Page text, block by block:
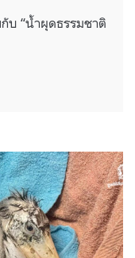
บ “น้ำผุดธรรมชาติ
นโฉมน้ำผุด หวั่นกระทบร